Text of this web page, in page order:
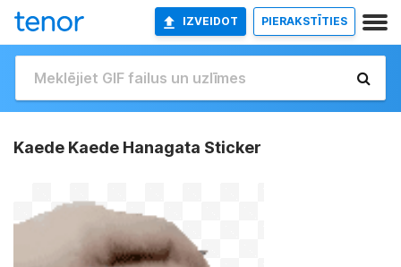
IZVEIDOT PIERAKSTĪTIES
Kaede Kaede Hanagata Sticker